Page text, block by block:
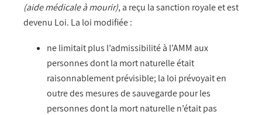
(aide médicale à mourir), a reçu la sanction royale et est
devenu Loi. La loi modifiée :
ne limitait plus l’admissibilité à l’AMM aux
personnes dont la mort naturelle était
raisonnablement prévisible; la loi prévoyait en
outre des mesures de sauvegarde pour les
personnes dont la mort naturelle n’était pas